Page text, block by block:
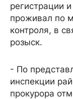
регистрации
проживал по
контроля, в
розыск.
- По
инспекции
прокурора